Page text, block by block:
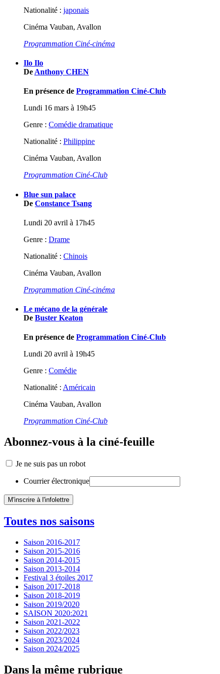
Nationalité : japonais
Cinéma Vauban, Avallon
Programmation Ciné-cinéma
Ilo Ilo
De Anthony CHEN
En présence de Programmation Ciné-Club
Lundi 16 mars à 19h45
Genre : Comédie dramatique
Nationalité : Philippine
Cinéma Vauban, Avallon
Programmation Ciné-Club
Blue sun palace
De Constance Tsang
Lundi 20 avril à 17h45
Genre : Drame
Nationalité : Chinois
Cinéma Vauban, Avallon
Programmation Ciné-cinéma
Le mécano de la générale
De Buster Keaton
En présence de Programmation Ciné-Club
Lundi 20 avril à 19h45
Genre : Comédie
Nationalité : Américain
Cinéma Vauban, Avallon
Programmation Ciné-Club
Abonnez-vous à la ciné-feuille
Je ne suis pas un robot
Courrier électronique
Toutes nos saisons
Saison 2016-2017
Saison 2015-2016
Saison 2014-2015
Saison 2013-2014
Festival 3 étoiles 2017
Saison 2017-2018
Saison 2018-2019
Saison 2019/2020
SAISON 2020:2021
Saison 2021-2022
Saison 2022/2023
Saison 2023/2024
Saison 2024/2025
Dans la même rubrique